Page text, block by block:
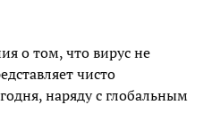
о том, что вирус не
чисто
наряду с глобальным